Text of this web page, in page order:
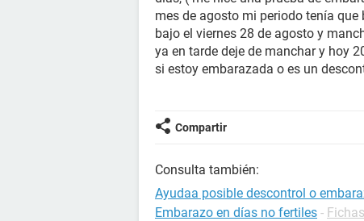
mes de agosto mi periodo tenía
bajo el viernes 28 de agosto y
ya en tarde deje de manchar y hoy
si estoy embarazada o es un
Compartir
Consulta también:
Ayudaa posible descontrol o
Embarazo en días no fertiles -